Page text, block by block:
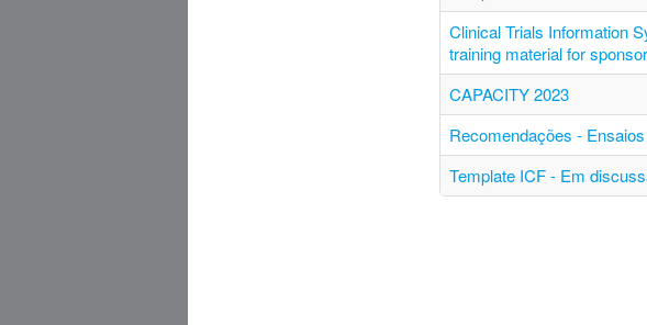
Clinical Trials Information
training material for
CAPACITY 2023
Recomendações -
Template ICF - Em